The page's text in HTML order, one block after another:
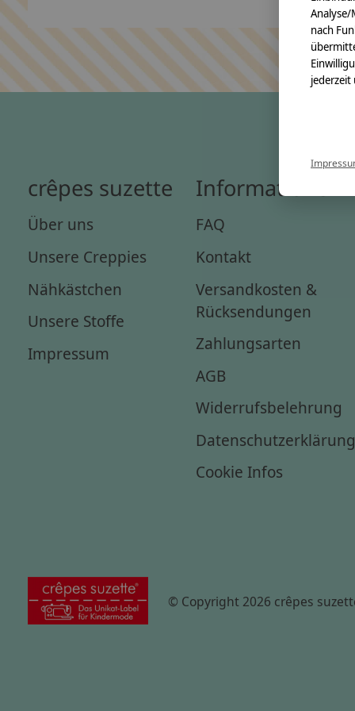
crêpes suzette
Über uns
Unsere Creppies
Nähkästchen
Unsere Stoffe
Impressum
Informationen
FAQ
Kontakt
Versandkosten &
Rücksendungen
Zahlungsarten
AGB
Widerrufsbelehrung
Datenschutzerklärung
Cookie Infos
© Copyright 2026 crêpes
Analyse/
nach
jederzeit